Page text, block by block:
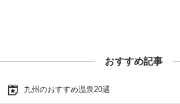
おすすめ記事
九州のおすすめ温泉20選